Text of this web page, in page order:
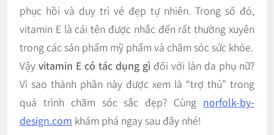
phục hồi và duy trì vẻ đẹp tự nhiên. Trong số đó,
vitamin E là cái tên được nhắc đến rất thường xuyên
trong các sản phẩm mỹ phẩm và chăm sóc sức khỏe.
Vậy vitamin E có tác dụng gì đối với làn da phụ nữ?
Vì sao thành phần này được xem là “trợ thủ” trong
quá trình chăm sóc sắc đẹp? Cùng norfolk-by-
design.com khám phá ngay sau đây nhé!